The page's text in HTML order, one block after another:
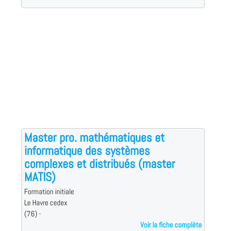
Master pro. mathématiques et
informatique des systèmes
complexes et distribués (master
MATIS)
Formation initiale
Le Havre cedex
(76) -
Voir la fiche complète